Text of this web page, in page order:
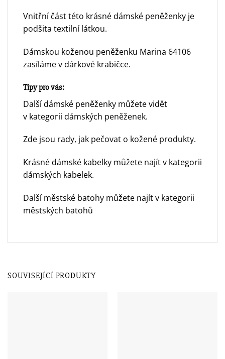
Vnitřní část této krásné dámské peněženky je
podšita textilní látkou.
Dámskou koženou peněženku Marina 64106
zasíláme v dárkové krabičce.
Tipy pro vás:
Další dámské peněženky můžete vidět
v kategorii dámských peněženek.
Zde jsou rady, jak pečovat o kožené produkty.
Krásné dámské kabelky můžete najít v kategorii
dámských kabelek.
Další městské batohy můžete najít v kategorii
městských batohů
SOUVISEJÍCÍ PRODUKTY